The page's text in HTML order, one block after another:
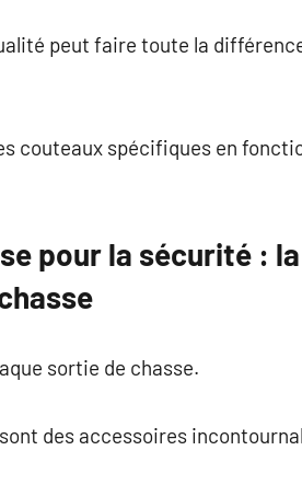
peut faire toute la
couteaux spécifiques en
pour la sécurité :
sortie de chasse.
des accessoires